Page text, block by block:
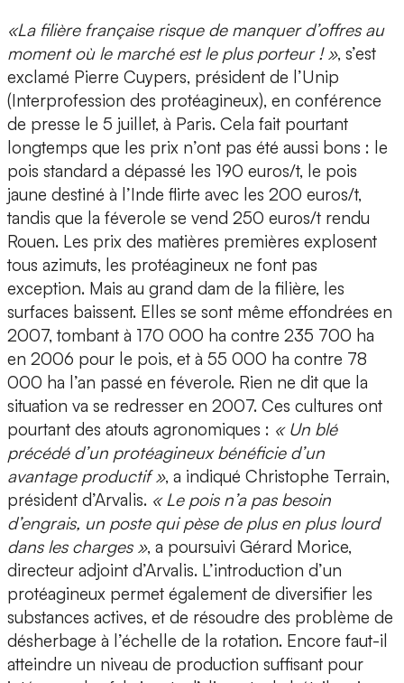
«La filière française risque de manquer d’offres au
moment où le marché est le plus porteur ! », s’est
exclamé Pierre Cuypers, président de l’Unip
(Interprofession des protéagineux), en conférence
de presse le 5 juillet, à Paris. Cela fait pourtant
longtemps que les prix n’ont pas été aussi bons : le
pois standard a dépassé les 190 euros/t, le pois
jaune destiné à l’Inde flirte avec les 200 euros/t,
tandis que la féverole se vend 250 euros/t rendu
Rouen. Les prix des matières premières explosent
tous azimuts, les protéagineux ne font pas
exception. Mais au grand dam de la filière, les
surfaces baissent. Elles se sont même effondrées en
2007, tombant à 170 000 ha contre 235 700 ha
en 2006 pour le pois, et à 55 000 ha contre 78
000 ha l’an passé en féverole. Rien ne dit que la
situation va se redresser en 2007. Ces cultures ont
pourtant des atouts agronomiques : « Un blé
précédé d’un protéagineux bénéficie d’un
avantage productif », a indiqué Christophe Terrain,
président d’Arvalis. « Le pois n’a pas besoin
d’engrais, un poste qui pèse de plus en plus lourd
dans les charges », a poursuivi Gérard Morice,
directeur adjoint d’Arvalis. L’introduction d’un
protéagineux permet également de diversifier les
substances actives, et de résoudre des problème de
désherbage à l’échelle de la rotation. Encore faut-il
atteindre un niveau de production suffisant pour